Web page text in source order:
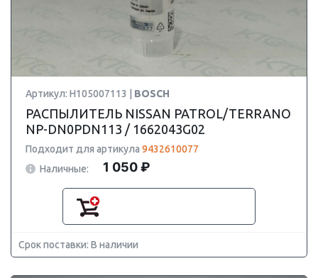
Артикул: H105007113 | BOSCH
РАСПЫЛИТЕЛЬ NISSAN PATROL/TERRANO
NP-DN0PDN113 / 1662043G02
Подходит для артикула 9432610077
Наличные:
1 050 ₽
Срок поставки: В наличии